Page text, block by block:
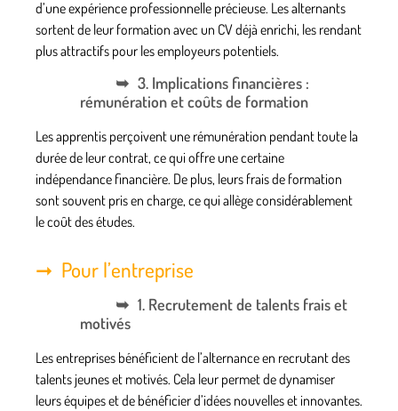
d’une expérience professionnelle précieuse. Les alternants
sortent de leur formation avec un CV déjà enrichi, les rendant
plus attractifs pour les employeurs potentiels.
3. Implications financières :
rémunération et coûts de formation
Les apprentis perçoivent une rémunération pendant toute la
durée de leur contrat, ce qui offre une certaine
indépendance financière. De plus, leurs frais de formation
sont souvent pris en charge, ce qui allège considérablement
le coût des études.
Pour l’entreprise
1. Recrutement de talents frais et
motivés
Les entreprises bénéficient de l’alternance en recrutant des
talents jeunes et motivés. Cela leur permet de dynamiser
leurs équipes et de bénéficier d’idées nouvelles et innovantes.